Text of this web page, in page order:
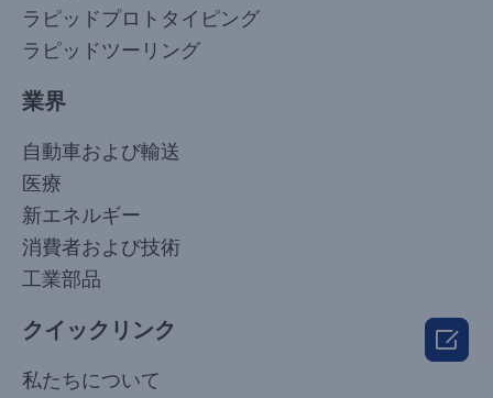
ラピッドプロトタイピング
ラピッドツーリング
業界
自動車および輸送
医療
新エネルギー
消費者および技術
工業部品
クイックリンク
私たちについて
